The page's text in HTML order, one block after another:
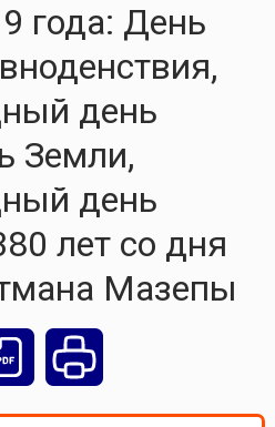
года: День
день
Земли,
день
лет со дня
Мазепы